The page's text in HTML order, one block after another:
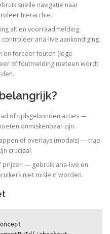
snelle navigatie naar
hiërarchie.
alt en voorraadmelding
aria-live aankondiging.
en forceer fouten (lege
of foutmelding meteen wordt
of tijdsgebonden acties —
onmiskenbaar zijn.
of overlays (modals) — trap
cruciaal.
prijzen — gebruik aria-live en
niet misleid worden.